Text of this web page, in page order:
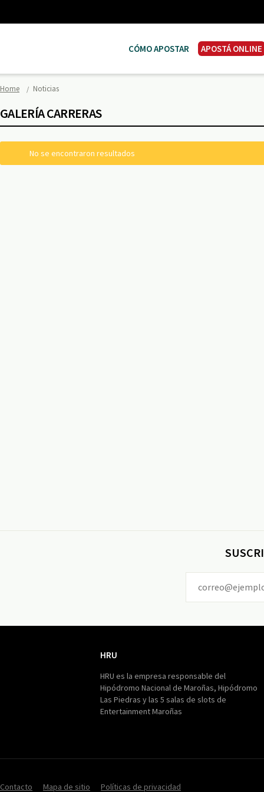
CÓMO APOSTAR APOSTÁ ONLINE
Home Noticias
GALERÍA CARRERAS
No se encontraron resultados
HRU
HRU es la empresa responsable del
Hipódromo Nacional de Maroñas, Hipódromo
Las Piedras y las 5 salas de slots de
Entertainment Maroñas
Contacto Mapa de sitio Políticas de privacidad